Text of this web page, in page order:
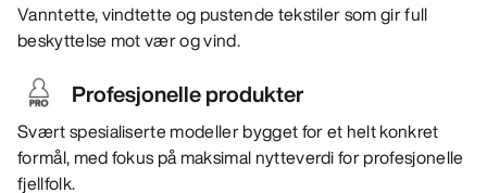
Vanntette, vindtette og pustende tekstiler som gir full
beskyttelse mot vær og vind.
Profesjonelle produkter
Svært spesialiserte modeller bygget for et helt konkret
formål, med fokus på maksimal nytteverdi for profesjonelle
fjellfolk.